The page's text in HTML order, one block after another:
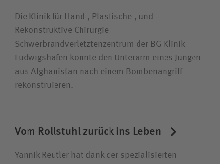
Patientin / Patient
Besucherin /Besucher
Bewerberin /Bewerber
Die Klinik für Hand-, Plastische-, und
Rekonstruktive Chirurgie –
Schwerbrandverletztenzentrum der BG Klinik
Ludwigshafen konnte den Unterarm eines Jungen
aus Afghanistan nach einem Bombenangriff
rekonstruieren.
Vom Rollstuhl zurück ins Leben
Yannik Reutler hat dank der spezialisierten